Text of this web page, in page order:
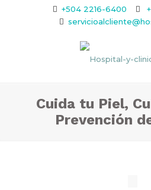
+504 2216-6400
Cuida tu Piel,
Prevención